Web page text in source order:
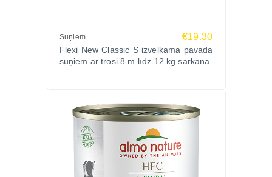
Suņiem €19.30
Flexi New Classic S izvelkama pavada
suņiem ar trosi 8 m līdz 12 kg sarkana